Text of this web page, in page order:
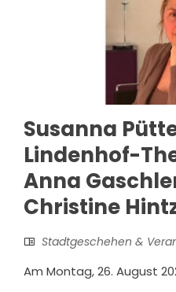
Susanna
Lindenhof-
Anna
Christine
Stadtgeschehen &
Am Montag, 26. August